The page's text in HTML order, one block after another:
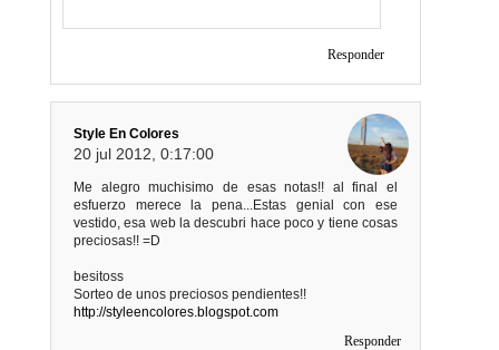
Responder
Style En Colores
20 jul 2012, 0:17:00
Me alegro muchisimo de esas notas!! al final el
esfuerzo merece la pena...Estas genial con ese
vestido, esa web la descubri hace poco y tiene cosas
preciosas!! =D
besitoss
Sorteo de unos preciosos pendientes!!
http://styleencolores.blogspot.com
Responder